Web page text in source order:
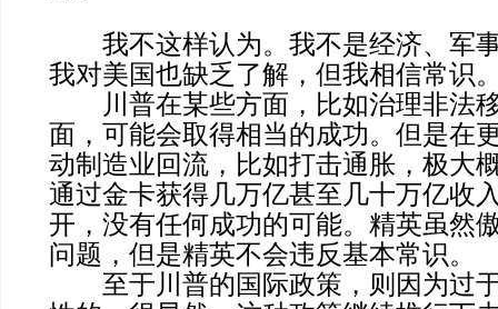
我不这样认为。我不是经济、军
我对美国也缺乏了解，但我相信常识
川普在某些方面，比如治理非法
面，可能会取得相当的成功。但是在
动制造业回流，比如打击通胀，极大
通过金卡获得几万亿甚至几十万亿收
开，没有任何成功的可能。精英虽然
问题，但是精英不会违反基本常识。
至于川普的国际政策，则因为过